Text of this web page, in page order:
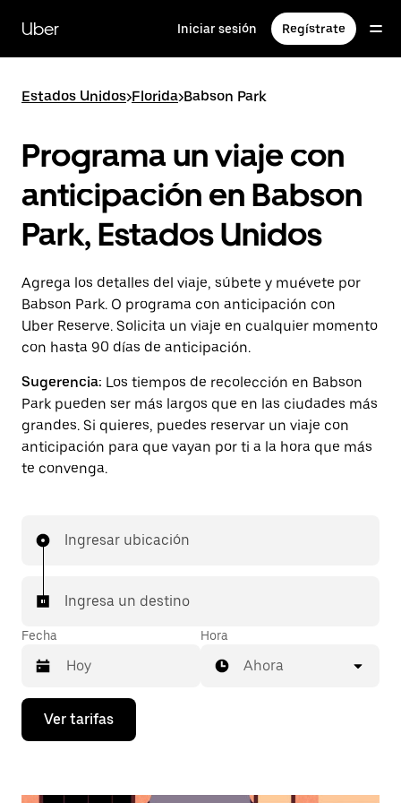
contenido
principal
Uber Iniciar sesión Regístrate
Estados Unidos>Florida>Babson Park
Programa un viaje con
anticipación en Babson
Park, Estados Unidos
Agrega los detalles del viaje, súbete y muévete por
Babson Park. O programa con anticipación con
Uber Reserve. Solicita un viaje en cualquier momento
con hasta 90 días de anticipación.
Sugerencia: Los tiempos de recolección en Babson
Park pueden ser más largos que en las ciudades más
grandes. Si quieres, puedes reservar un viaje con
anticipación para que vayan por ti a la hora que más
te convenga.
Ingresar ubicación
Ingresa un destino
Fecha
Presiona
flecha
Hora
Ahora
Ver tarifas